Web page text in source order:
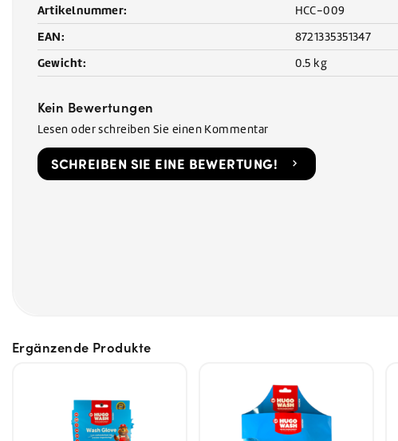
Artikelnummer: HCC-009
EAN: 8721335351347
Gewicht: 0.5 kg
Kein Bewertungen
Lesen oder schreiben Sie einen Kommentar
SCHREIBEN SIE EINE BEWERTUNG!
Ergänzende Produkte